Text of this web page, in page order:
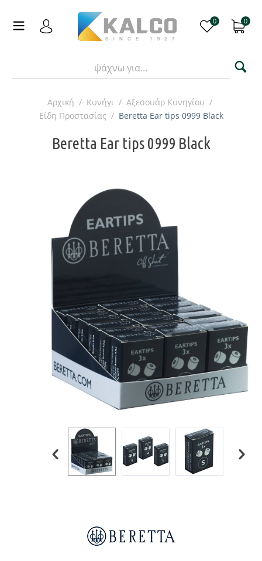
0 0
Αρχική / Κυνήγι / Αξεσουάρ Κυνηγίου /
Είδη Προστασίας / Beretta Ear tips 0999 Black
Beretta Ear tips 0999 Black